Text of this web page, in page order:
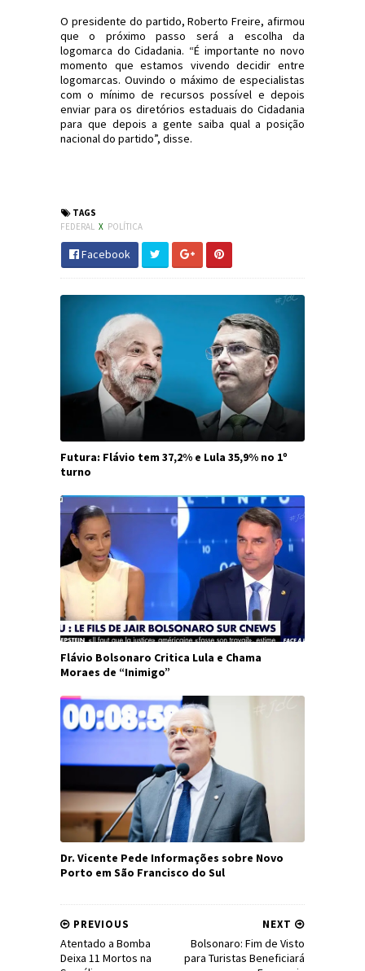
O presidente do partido, Roberto Freire, afirmou
que o próximo passo será a escolha da
logomarca do Cidadania. “É importante no novo
momento que estamos vivendo decidir entre
logomarcas. Ouvindo o máximo de especialistas
com o mínimo de recursos possível e depois
enviar para os diretórios estaduais do Cidadania
para que depois a gente saiba qual a posição
nacional do partido”, disse.
TAGS
FEDERAL X POLÍTICA
Facebook
Futura: Flávio tem 37,2% e Lula 35,9% no 1º
turno
Flávio Bolsonaro Critica Lula e Chama
Moraes de “Inimigo”
Dr. Vicente Pede Informações sobre Novo
Porto em São Francisco do Sul
NEXT
Bolsonaro: Fim de Visto
para Turistas Beneficiará
PREVIOUS
Atentado a Bomba
Deixa 11 Mortos na